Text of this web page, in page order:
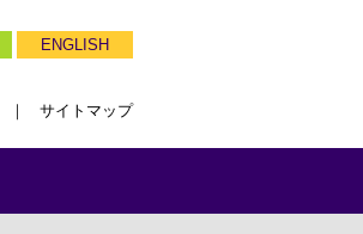
ENGLISH
サイトマップ